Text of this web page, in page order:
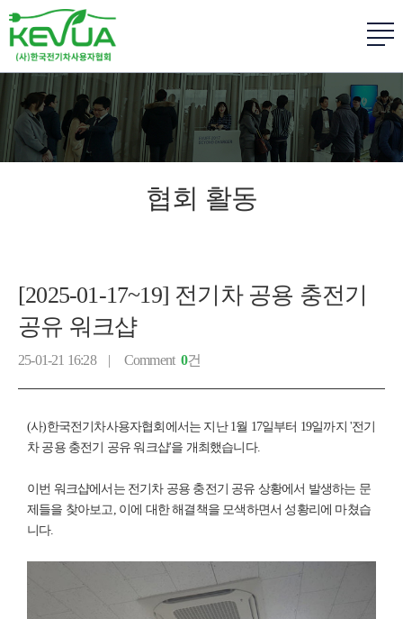
협회 활동
[2025-01-17~19] 전기차 공용 충전기
공유 워크샵
25-01-21 16:28 | Comment 0건
(사)한국전기차사용자협회에서는 지난 1월 17일부터 19일까지 '전기
차 공용 충전기 공유 워크샵'을 개최했습니다.
이번 워크샵에서는 전기차 공용 충전기 공유 상황에서 발생하는 문
제들을 찾아보고, 이에 대한 해결책을 모색하면서 성황리에 마쳤습
니다.